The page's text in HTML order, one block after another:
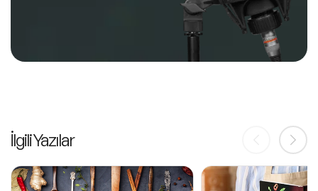
İlgili Yazılar